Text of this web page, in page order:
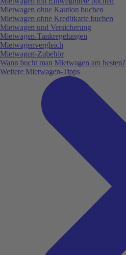
Mietwagen ohne Kaution buchen
Mietwagen ohne Kreditkarte buchen
Mietwagen und Versicherung
Mietwagen-Tankregelungen
Mietwagenvergleich
Mietwagen-Zubehör
Wann bucht man Mietwagen am besten?
Weitere Mietwagen-Tipps